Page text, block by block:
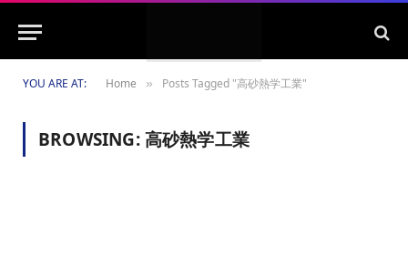
YOU ARE AT: Home » Posts Tagged "高砂熱学工業"
BROWSING:高砂熱学工業